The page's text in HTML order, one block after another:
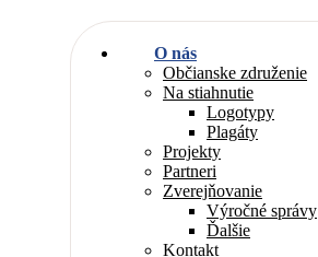
O nás
Občianske združenie
Na stiahnutie
Logotypy
Plagáty
Projekty
Partneri
Zverejňovanie
Výročné správy
Ďalšie
Kontakt